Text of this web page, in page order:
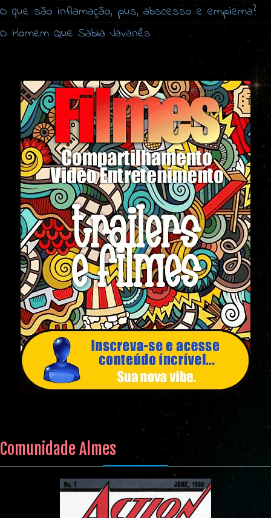
O que são inflamação, pus, abscesso e empiema?
O Homem Que Sabia Javanês
Comunidade Almes